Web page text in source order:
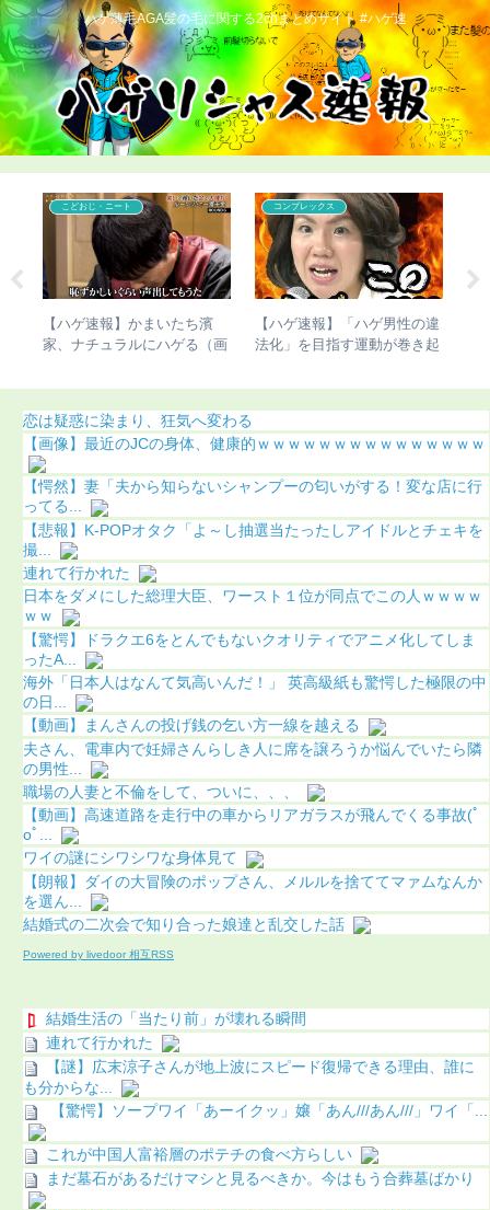
ハゲ薄毛AGA髪の毛に関する2chまとめサイト #ハゲ速
こどおじ・ニート
【ハゲ速報】かまいたち濱
家、ナチュラルにハゲる（画
コンプレックス
【ハゲ速報】「ハゲ男性の違
法化」を目指す運動が巻き起
恋は疑惑に染まり、狂気へ変わる
【画像】最近のJCの身体、健康的ｗｗｗｗｗｗｗｗｗｗｗｗｗｗｗ
【愕然】妻「夫から知らないシャンプーの匂いがする！変な店に行
ってる...
【悲報】K-POPオタク「よ～し抽選当たったしアイドルとチェキを
撮...
連れて行かれた
日本をダメにした総理大臣、ワースト１位が同点でこの人ｗｗｗｗ
ｗｗ
【驚愕】ドラクエ6をとんでもないクオリティでアニメ化してしま
ったA...
海外「日本人はなんて気高いんだ！」 英高級紙も驚愕した極限の中
の日...
【動画】まんさんの投げ銭の乞い方一線を越える
夫さん、電車内で妊婦さんらしき人に席を譲ろうか悩んでいたら隣
の男性...
職場の人妻と不倫をして、ついに、、、
【動画】高速道路を走行中の車からリアガラスが飛んでくる事故(ﾟ
oﾟ...
ワイの謎にシワシワな身体見て
【朗報】ダイの大冒険のポップさん、メルルを捨ててマァムなんか
を選ん...
結婚式の二次会で知り合った娘達と乱交した話
Powered by livedoor 相互RSS
結婚生活の「当たり前」が壊れる瞬間
連れて行かれた
【謎】広末涼子さんが地上波にスピード復帰できる理由、誰に
も分からな...
【驚愕】ソープワイ「あーイクッ」嬢「あん///あん///」ワイ「...
これが中国人富裕層のポテチの食べ方らしい
まだ墓石があるだけマシと見るべきか。今はもう合葬墓ばかり